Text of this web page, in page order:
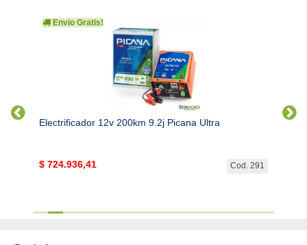
Envio Gratis!
Electrificador 12v 200km 9.2j Picana Ultra
Cod. 291
$ 724.936,41